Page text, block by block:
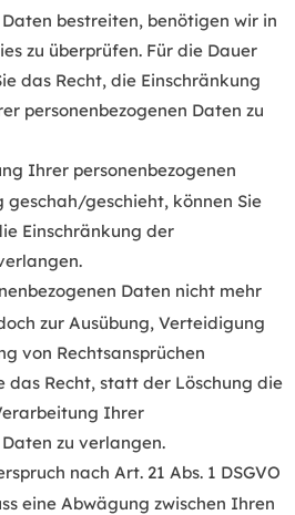
bestreiten, benötigen wir in
zu überprüfen. Für die Dauer
das Recht, die Einschränkung
personenbezogenen Daten zu
Ihrer personenbezogenen
geschieht, können Sie
Einschränkung der
Daten nicht mehr
zur Ausübung, Verteidigung
von Rechtsansprüchen
das Recht, statt der Löschung die
Ihrer
zu verlangen.
nach Art. 21 Abs. 1 DSGVO
eine Abwägung zwischen Ihren